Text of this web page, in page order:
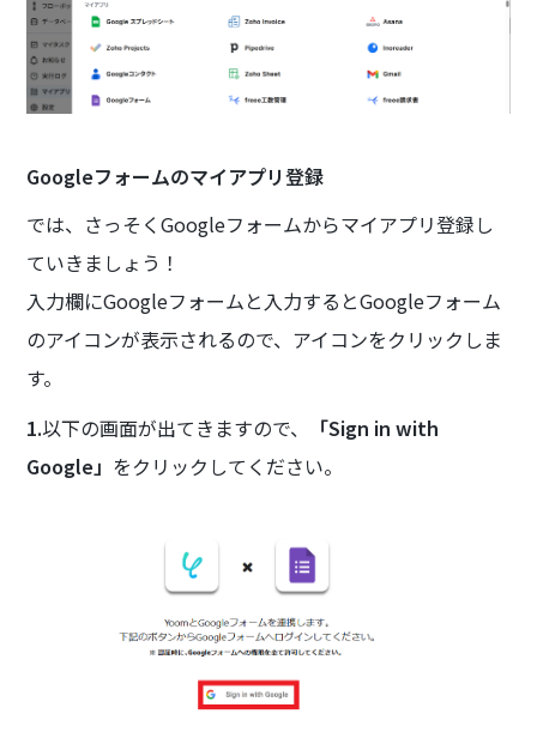
Googleフォームのマイアプリ登録
では、さっそくGoogleフォームからマイアプリ登録し
ていきましょう！
入力欄にGoogleフォームと入力するとGoogleフォーム
のアイコンが表示されるので、アイコンをクリックしま
す。
1.以下の画面が出てきますので、
「Sign in with
Google」 をクリックしてください。